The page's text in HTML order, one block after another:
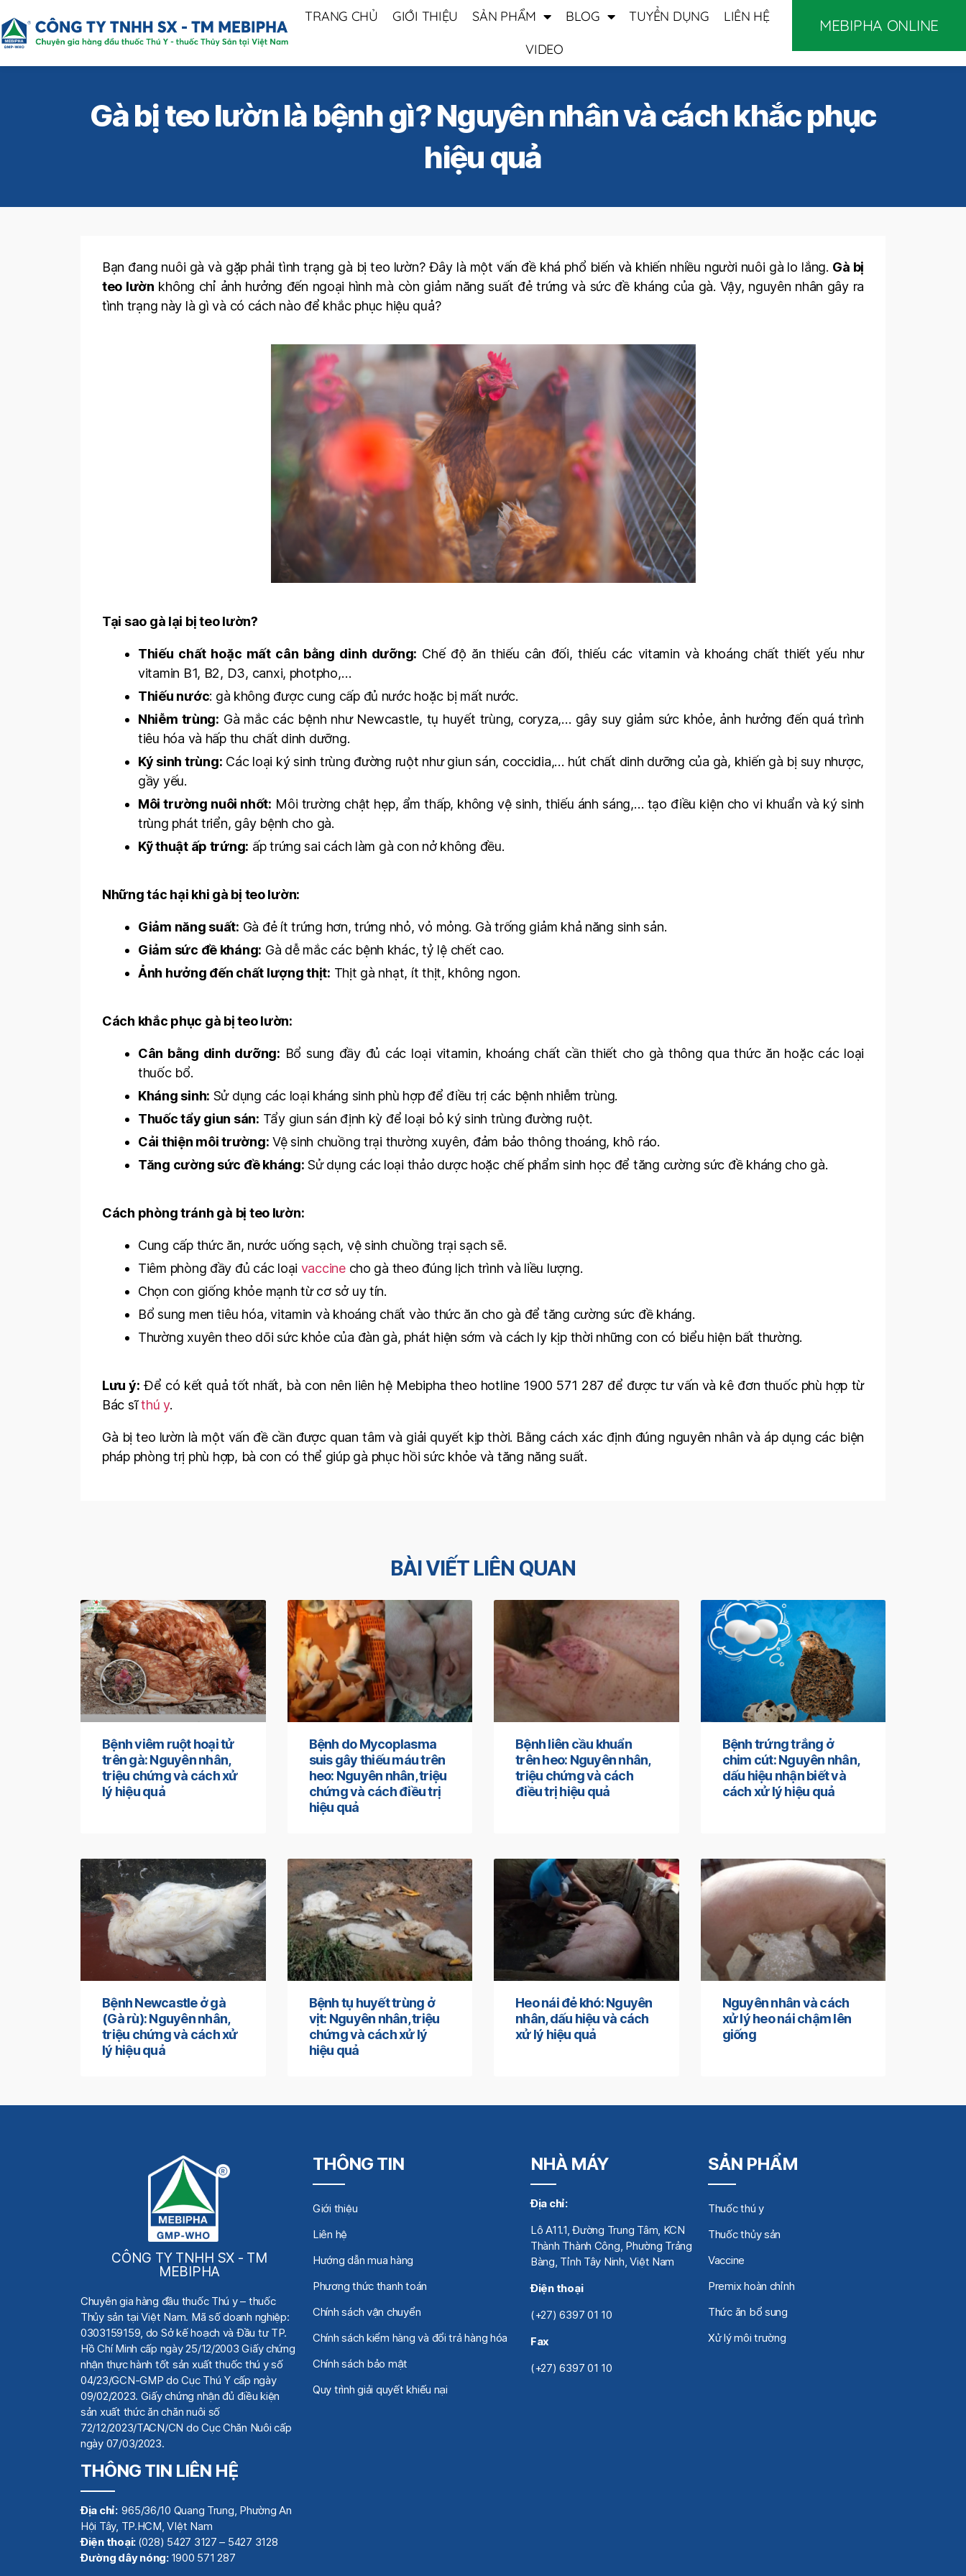
TRANG CHỦ GIỚI THIỆU SẢN PHẨM BLOG TUYỂN DỤNG
LIÊN HỆ
VIDEO
MEBIPHA ONLINE
Gà bị teo lườn là bệnh gì? Nguyên nhân và cách khắc phục
hiệu quả
Bạn đang nuôi gà và gặp phải tình trạng gà bị teo lườn? Đây là một vấn đề khá phổ biến và khiến nhiều người nuôi gà lo lắng. Gà bị
teo lườn không chỉ ảnh hưởng đến ngoại hình mà còn giảm năng suất đẻ trứng và sức đề kháng của gà. Vậy, nguyên nhân gây ra
tình trạng này là gì và có cách nào để khắc phục hiệu quả?
Tại sao gà lại bị teo lườn?
Thiếu chất hoặc mất cân bằng dinh dưỡng: Chế độ ăn thiếu cân đối, thiếu các vitamin và khoáng chất thiết yếu như
vitamin B1, B2, D3, canxi, photpho,…
Thiếu nước: gà không được cung cấp đủ nước hoặc bị mất nước.
Nhiễm trùng: Gà mắc các bệnh như Newcastle, tụ huyết trùng, coryza,… gây suy giảm sức khỏe, ảnh hưởng đến quá trình
tiêu hóa và hấp thu chất dinh dưỡng.
Ký sinh trùng: Các loại ký sinh trùng đường ruột như giun sán, coccidia,… hút chất dinh dưỡng của gà, khiến gà bị suy nhược,
gầy yếu.
Môi trường nuôi nhốt: Môi trường chật hẹp, ẩm thấp, không vệ sinh, thiếu ánh sáng,… tạo điều kiện cho vi khuẩn và ký sinh
trùng phát triển, gây bệnh cho gà.
Kỹ thuật ấp trứng: ấp trứng sai cách làm gà con nở không đều.
Những tác hại khi gà bị teo lườn:
Giảm năng suất: Gà đẻ ít trứng hơn, trứng nhỏ, vỏ mỏng. Gà trống giảm khả năng sinh sản.
Giảm sức đề kháng: Gà dễ mắc các bệnh khác, tỷ lệ chết cao.
Ảnh hưởng đến chất lượng thịt: Thịt gà nhạt, ít thịt, không ngon.
Cách khắc phục gà bị teo lườn:
Cân bằng dinh dưỡng: Bổ sung đầy đủ các loại vitamin, khoáng chất cần thiết cho gà thông qua thức ăn hoặc các loại
thuốc bổ.
Kháng sinh: Sử dụng các loại kháng sinh phù hợp để điều trị các bệnh nhiễm trùng.
Thuốc tẩy giun sán: Tẩy giun sán định kỳ để loại bỏ ký sinh trùng đường ruột.
Cải thiện môi trường: Vệ sinh chuồng trại thường xuyên, đảm bảo thông thoáng, khô ráo.
Tăng cường sức đề kháng: Sử dụng các loại thảo dược hoặc chế phẩm sinh học để tăng cường sức đề kháng cho gà.
Cách phòng tránh gà bị teo lườn:
Cung cấp thức ăn, nước uống sạch, vệ sinh chuồng trại sạch sẽ.
Tiêm phòng đầy đủ các loại vaccinecho gà theo đúng lịch trình và liều lượng.
Chọn con giống khỏe mạnh từ cơ sở uy tín.
Bổ sung men tiêu hóa, vitamin và khoáng chất vào thức ăn cho gà để tăng cường sức đề kháng.
Thường xuyên theo dõi sức khỏe của đàn gà, phát hiện sớm và cách ly kịp thời những con có biểu hiện bất thường.
Lưu ý: Để có kết quả tốt nhất, bà con nên liên hệ Mebipha theo hotline 1900 571 287 để được tư vấn và kê đơn thuốc phù hợp từ
Bác sĩthú y.
Gà bị teo lườn là một vấn đề cần được quan tâm và giải quyết kịp thời. Bằng cách xác định đúng nguyên nhân và áp dụng các biện
pháp phòng trị phù hợp, bà con có thể giúp gà phục hồi sức khỏe và tăng năng suất.
BÀI VIẾT LIÊN QUAN
Bệnh viêm ruột hoại tử
trên gà: Nguyên nhân,
triệu chứng và cách xử
lý hiệu quả
Bệnh do Mycoplasma
suis gây thiếu máu trên
heo: Nguyên nhân, triệu
chứng và cách điều trị
hiệu quả
Bệnh liên cầu khuẩn
trên heo: Nguyên nhân,
triệu chứng và cách
điều trị hiệu quả
Bệnh trứng trắng ở
chim cút: Nguyên nhân,
dấu hiệu nhận biết và
cách xử lý hiệu quả
Bệnh Newcastle ở gà
(Gà rù): Nguyên nhân,
triệu chứng và cách xử
lý hiệu quả
Bệnh tụ huyết trùng ở
vịt: Nguyên nhân, triệu
chứng và cách xử lý
hiệu quả
Heo nái đẻ khó: Nguyên
nhân, dấu hiệu và cách
xử lý hiệu quả
Nguyên nhân và cách
xử lý heo nái chậm lên
giống
CÔNG TY TNHH SX - TM
MEBIPHA
Chuyên gia hàng đầu thuốc Thú y– thuốc
Thủy sản tại Việt Nam. Mã số doanh nghiệp:
0303159159, do Sở kế hoạch và Đầu tư TP.
Hồ Chí Minh cấp ngày 25/12/2003 Giấy chứng
nhận thực hành tốt sản xuất thuốc thú y số
04/23/GCN-GMP do Cục Thú Y cấp ngày
09/02/2023. Giấy chứng nhận đủ điều kiện
sản xuất thức ăn chăn nuôi số
72/12/2023/TACN/CN do Cục Chăn Nuôi cấp
ngày 07/03/2023.
THÔNG TIN LIÊN HỆ
Địa chỉ:965/36/10 Quang Trung, Phường An
Hội Tây, TP.HCM, VIệt Nam
Điện thoại: (028) 5427 3127 – 5427 3128
Đường dây nóng: 1900 571 287
THÔNG TIN
Giới thiệu
Liên hệ
Hướng dẫn mua hàng
Phương thức thanh toán
Chính sách vận chuyển
Chính sách kiểm hàng và đổi trả hàng hóa
Chính sách bảo mật
Quy trình giải quyết khiếu nại
NHÀ MÁY
Địa chỉ:
Lô A11.1, Đường Trung Tâm, KCN
Thành Thành Công, Phường Trảng
Bàng, Tỉnh Tây Ninh, Việt Nam
Điện thoại
(+27) 6397 01 10
Fax
(+27) 6397 01 10
SẢN PHẨM
Thuốc thú y
Thuốc thủy sản
Vaccine
Premix hoàn chỉnh
Thức ăn bổ sung
Xử lý môi trường